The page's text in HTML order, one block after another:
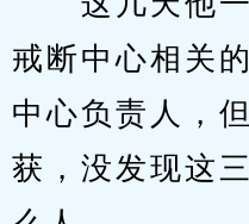
戒断中心相关
中心负责人，
获，没发现这